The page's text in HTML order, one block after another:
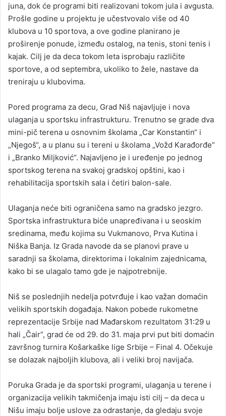
juna, dok će programi biti realizovani tokom jula i avgusta.
Prošle godine u projektu je učestvovalo više od 40
klubova u 10 sportova, a ove godine planirano je
proširenje ponude, između ostalog, na tenis, stoni tenis i
kajak. Cilj je da deca tokom leta isprobaju različite
sportove, a od septembra, ukoliko to žele, nastave da
treniraju u klubovima.
Pored programa za decu, Grad Niš najavljuje i nova
ulaganja u sportsku infrastrukturu. Trenutno se grade dva
mini-pič terena u osnovnim školama „Car Konstantin“ i
„Njegoš“, a u planu su i tereni u školama „Vožd Karađorđe“
i „Branko Miljković“. Najavljeno je i uređenje po jednog
sportskog terena na svakoj gradskoj opštini, kao i
rehabilitacija sportskih sala i četiri balon-sale.
Ulaganja neće biti ograničena samo na gradsko jezgro.
Sportska infrastruktura biće unapređivana i u seoskim
sredinama, među kojima su Vukmanovo, Prva Kutina i
Niška Banja. Iz Grada navode da se planovi prave u
saradnji sa školama, direktorima i lokalnim zajednicama,
kako bi se ulagalo tamo gde je najpotrebnije.
Niš se poslednjih nedelja potvrđuje i kao važan domaćin
velikih sportskih događaja. Nakon pobede rukometne
reprezentacije Srbije nad Mađarskom rezultatom 31:29 u
hali „Čair“, grad će od 29. do 31. maja prvi put biti domaćin
završnog turnira Košarkaške lige Srbije – Final 4. Očekuje
se dolazak najboljih klubova, ali i veliki broj navijača.
Poruka Grada je da sportski programi, ulaganja u terene i
organizacija velikih takmičenja imaju isti cilj – da deca u
Nišu imaju bolje uslove za odrastanje, da gledaju svoje